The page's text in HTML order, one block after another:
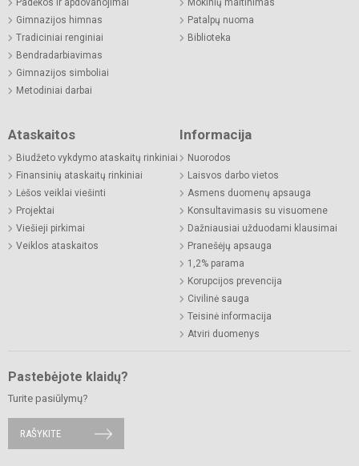
Padėkos ir apdovanojimai
Gimnazijos himnas
Tradiciniai renginiai
Bendradarbiavimas
Gimnazijos simboliai
Metodiniai darbai
Mokinių maitinimas
Patalpų nuoma
Biblioteka
Ataskaitos
Biudžeto vykdymo ataskaitų rinkiniai
Finansinių ataskaitų rinkiniai
Lėšos veiklai viešinti
Projektai
Viešieji pirkimai
Veiklos ataskaitos
Informacija
Nuorodos
Laisvos darbo vietos
Asmens duomenų apsauga
Konsultavimasis su visuomene
Dažniausiai užduodami klausimai
Pranešėjų apsauga
1,2% parama
Korupcijos prevencija
Civilinė sauga
Teisinė informacija
Atviri duomenys
Pastebėjote klaidų?
Turite pasiūlymų?
RAŠYKITE